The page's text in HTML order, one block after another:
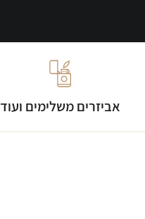
אביזרים משלימים ועוד